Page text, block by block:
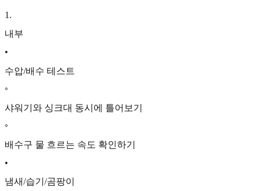
1 .
내부
•
수압/배수 테스트
◦
샤워기와 싱크대 동시에 틀어보기
◦
배수구 물 흐르는 속도 확인하기
•
냄새/습기/곰팡이